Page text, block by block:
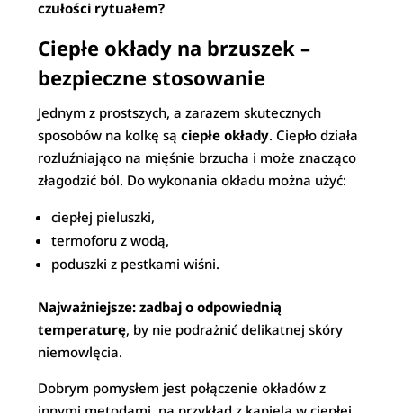
czułości rytuałem?
Ciepłe okłady na brzuszek –
bezpieczne stosowanie
Jednym z prostszych, a zarazem skutecznych
sposobów na kolkę sąciepłe okłady. Ciepło działa
rozluźniająco na mięśnie brzucha i może znacząco
złagodzić ból. Do wykonania okładu można użyć:
ciepłej pieluszki,
termoforu z wodą,
poduszki z pestkami wiśni.
Najważniejsze: zadbaj o odpowiednią
temperaturę, by nie podrażnić delikatnej skóry
niemowlęcia.
Dobrym pomysłem jest połączenie okładów z